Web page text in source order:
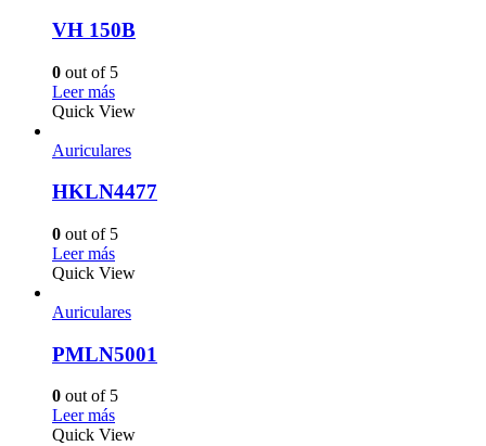
VH 150B
0 out of 5
Leer más
Quick View
Auriculares
HKLN4477
0 out of 5
Leer más
Quick View
Auriculares
PMLN5001
0 out of 5
Leer más
Quick View